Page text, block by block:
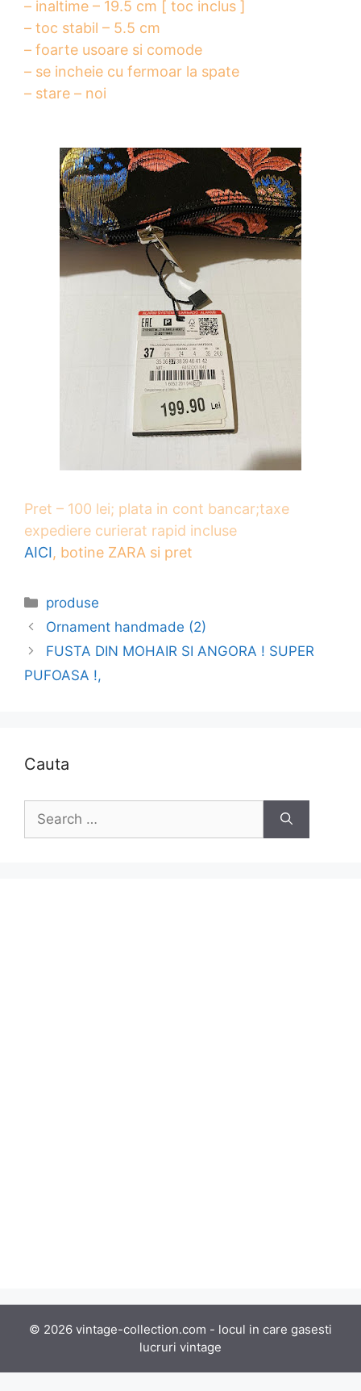
– inaltime – 19.5 cm [ toc inclus ]
– toc stabil – 5.5 cm
– foarte usoare si comode
– se incheie cu fermoar la spate
– stare – noi
Pret – 100 lei; plata in cont bancar;taxe
expediere curierat rapid incluse
AICI, botine ZARA si pret
Categories
produse
Ornament handmade (2)
FUSTA DIN MOHAIR SI ANGORA ! SUPER
PUFOASA !,
Cauta
for:
© 2026 vintage-collection.com - locul in care gasesti
lucruri vintage